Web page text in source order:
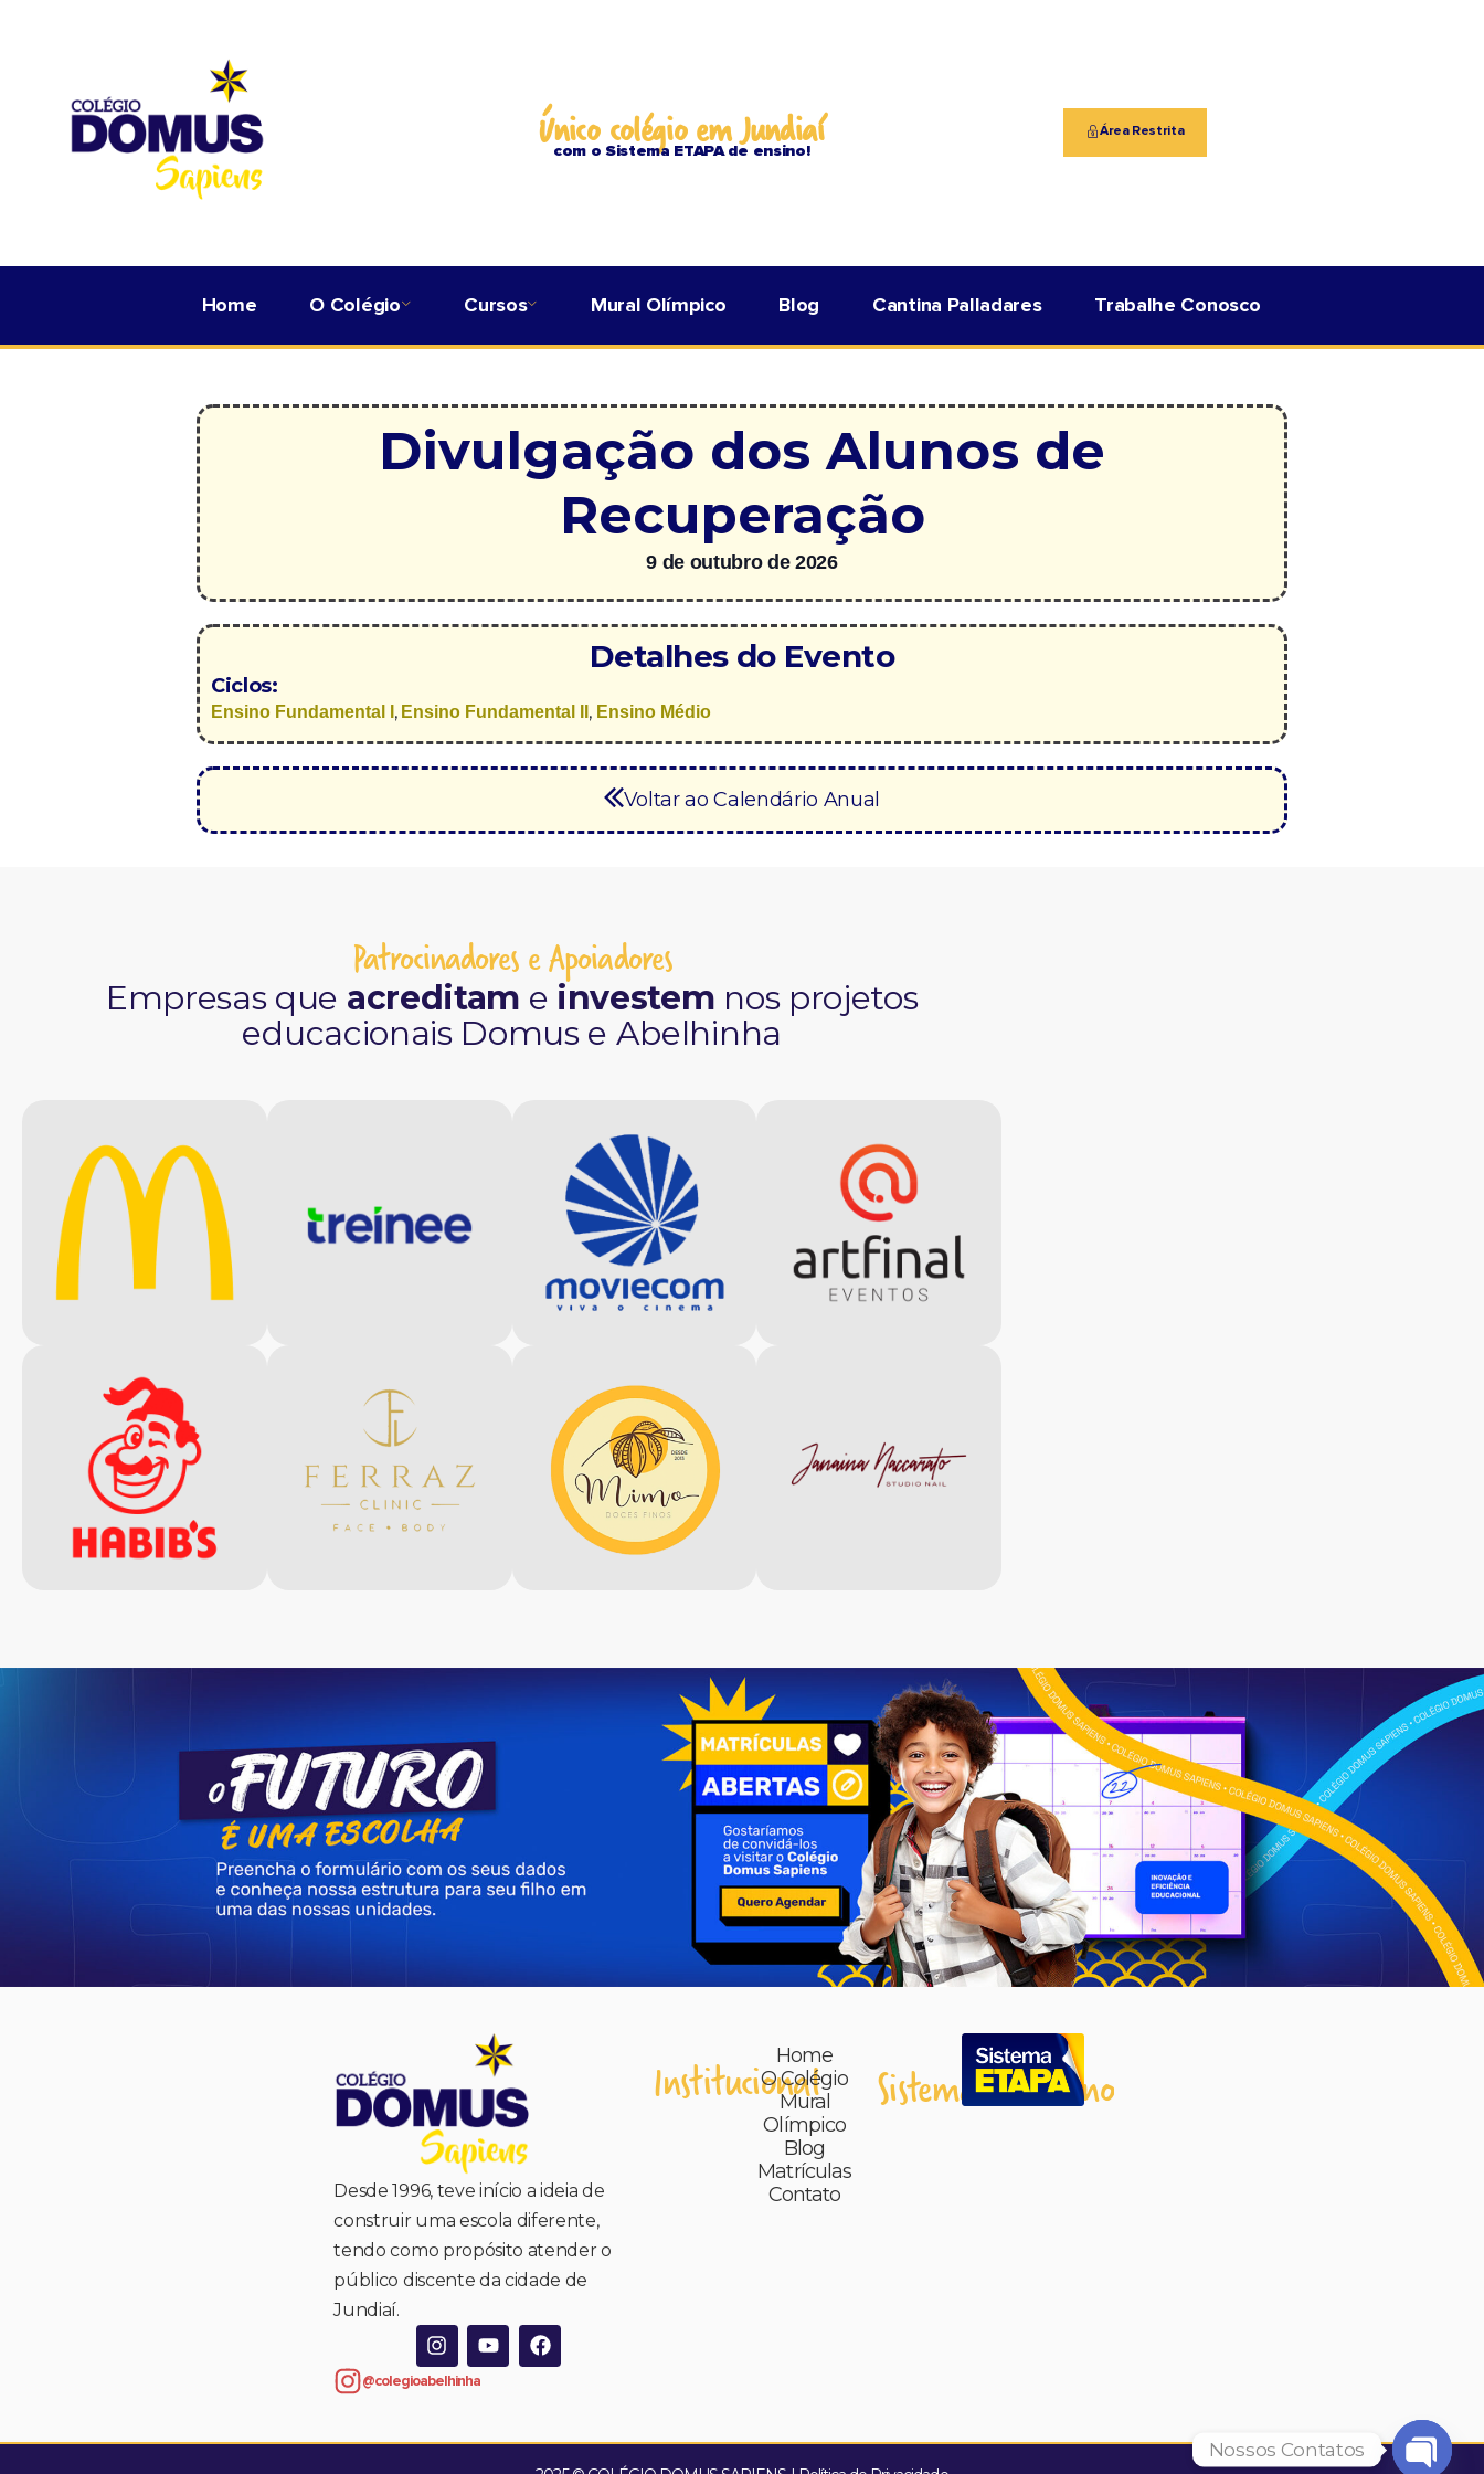
Único colégio em Jundiaí
com o Sistema ETAPA de ensino!
Área Restrita
Home O Colégio Cursos Mural Olímpico Blog Cantina Palladares Trabalhe Conosco
Divulgação dos Alunos de
Recuperação
9 de outubro de 2026
Detalhes do Evento
Ciclos:
Ensino Fundamental I , Ensino Fundamental II , Ensino Médio
Voltar ao Calendário Anual
Patrocinadores e Apoiadores
Empresas que acreditam e investem nos projetos
educacionais Domus e Abelhinha
Desde 1996, teve início a ideia de
construir uma escola diferente,
tendo como propósito atender o
público discente da cidade de
Jundiaí.
@colegioabelhinha
Institucional
Home
O Colégio
Mural
Olímpico
Blog
Matrículas
Contato
Sistema De Ensino
Nossos Contatos